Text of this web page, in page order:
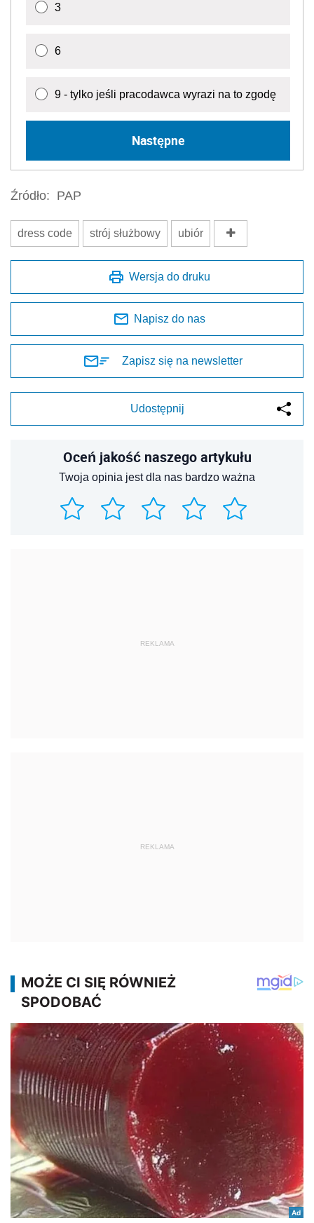
3
6
9 - tylko jeśli pracodawca wyrazi na to zgodę
Następne
Źródło: PAP
dress code strój służbowy ubiór
Wersja do druku
Napisz do nas
Zapisz się na newsletter
Udostępnij
Oceń jakość naszego artykułu
Twoja opinia jest dla nas bardzo ważna
REKLAMA
REKLAMA